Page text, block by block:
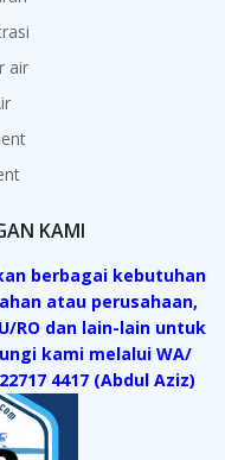
air
KAMI
berbagai kebutuhan
atau perusahaan,
RO dan lain-lain untuk
kami melalui WA/
4417 (Abdul Aziz)